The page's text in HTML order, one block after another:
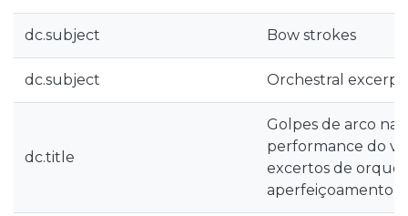
dc.subject Bow strokes
dc.subject Orchestral
dc.title
Golpes de arco na
performance do
excertos de
aperfeiçoamento